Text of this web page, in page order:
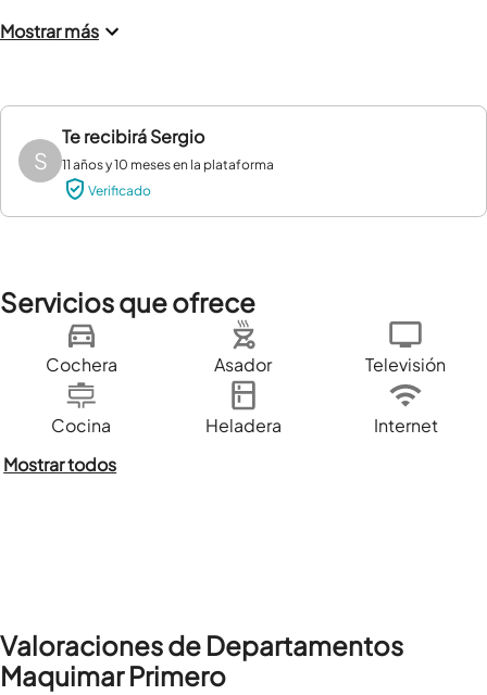
Mostrar más
S
Te recibiráSergio
11 años y 10 meses en la plataforma
Verificado
Servicios que ofrece
Cochera Asador Televisión
Cocina Heladera
Internet
Mostrar todos
Valoraciones de Departamentos
Maquimar Primero